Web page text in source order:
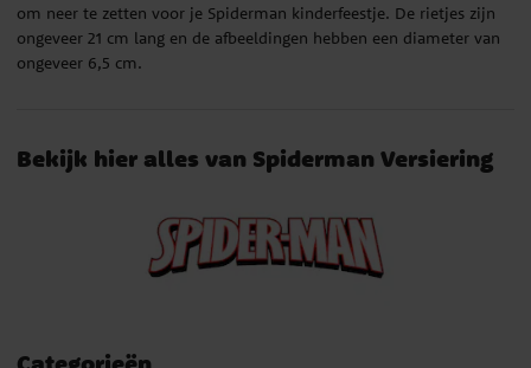
om neer te zetten voor je Spiderman kinderfeestje. De rietjes zijn
ongeveer 21 cm lang en de afbeeldingen hebben een diameter van
ongeveer 6,5 cm.
Bekijk hier alles van Spiderman Versiering